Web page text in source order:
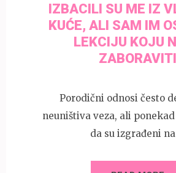
IZBACILI SU ME IZ
KUĆE, ALI SAM IM
LEKCIJU KOJU
ZABORAVITI
Porodični odnosi često
neuništiva veza, ali
da su izgrađeni